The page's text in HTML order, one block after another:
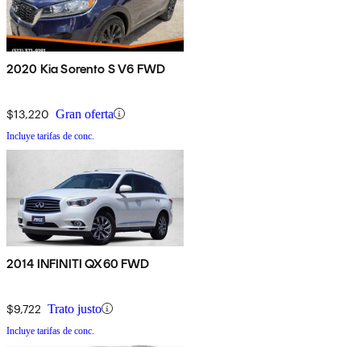
2020 Kia Sorento S V6 FWD
$13,220 Gran oferta
Incluye tarifas de conc.
2014 INFINITI QX60 FWD
$9,722 Trato justo
Incluye tarifas de conc.